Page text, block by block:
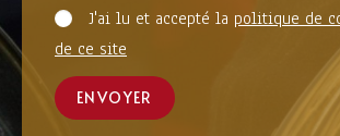
J'ai lu et accepté la politique de
de ce site
ENVOYER